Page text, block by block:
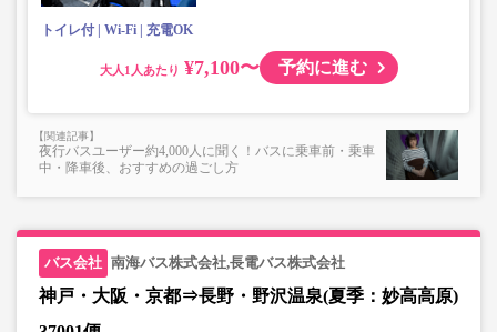
トイレ付 Wi-Fi 充電OK
大人 ¥7,100〜 予約に進む
夜行バスユーザー約4,000人に聞く！バスに乗車前・乗車
中・降車後、おすすめの過ごし方
南海バス株式会社,長電バス株式会社
神戸・大阪・京都⇒長野・野沢温泉(夏季：妙高高原)